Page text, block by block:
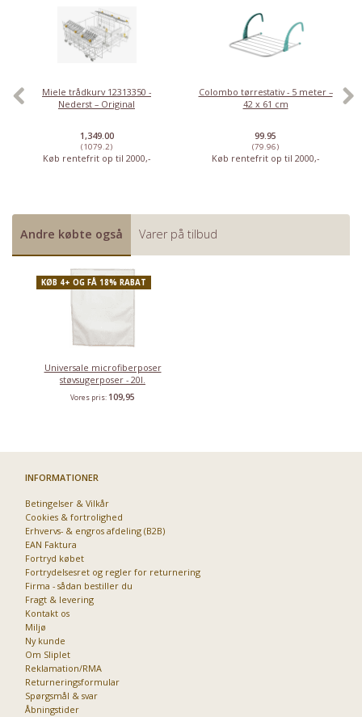
Miele trådkurv 12313350 -
Nederst – Original
1,349.00
(1079.2)
Køb rentefrit op til 2000,-
Colombo tørrestativ - 5 meter –
42 x 61 cm
99.95
(79.96)
Køb rentefrit op til 2000,-
Andre købte også Varer på tilbud
KØB 4+ OG FÅ 18% RABAT
Universale microfiberposer
støvsugerposer - 20l.
Vores pris: 109,95
INFORMATIONER
Betingelser & Vilkår
Cookies & fortrolighed
Erhvervs- & engros afdeling (B2B)
EAN Faktura
Fortryd købet
Fortrydelsesret og regler for returnering
Firma - sådan bestiller du
Fragt & levering
Kontakt os
Miljø
Ny kunde
Om Sliplet
Reklamation/RMA
Returneringsformular
Spørgsmål & svar
Åbningstider
Se dem nu